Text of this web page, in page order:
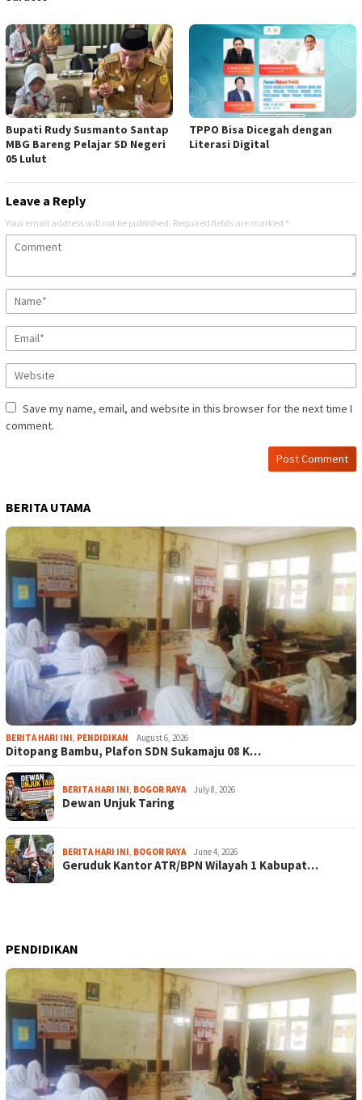
Bupati Rudy Susmanto Santap
MBG Bareng Pelajar SD Negeri
05 Lulut
TPPO Bisa Dicegah dengan
Literasi Digital
Leave a Reply
Your email address will not be published. Required fields are marked *
Save my name, email, and website in this browser for the next time I
comment.
BERITA UTAMA
BERITA HARI INI PENDIDIKAN August 6, 2026
Ditopang Bambu, Plafon SDN Sukamaju 08 K…
BERITA HARI INI BOGOR RAYA July 8, 2026
Dewan Unjuk Taring
BERITA HARI INI BOGOR RAYA June 4, 2026
Geruduk Kantor ATR/BPN Wilayah 1 Kabupat…
PENDIDIKAN